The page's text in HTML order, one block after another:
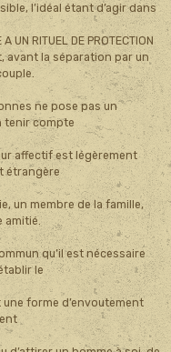
l’idéal étant d’agir dans
UN RITUEL DE PROTECTION
avant la séparation par un
ne pose pas un
tenir compte
affectif est légèrement
étrangère
un membre de la famille,
qu’il est nécessaire
le
forme d’envoutement